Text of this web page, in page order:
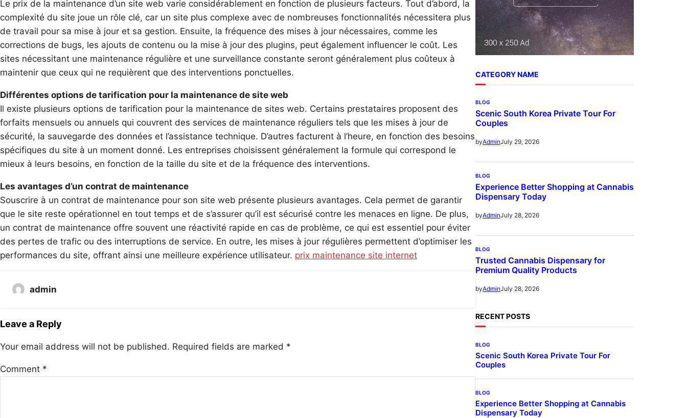
Le prix de la maintenance d’un site web varie considérablement en fonction de plusieurs facteurs. Tout d’abord, la
complexité du site joue un rôle clé, car un site plus complexe avec de nombreuses fonctionnalités nécessitera plus
de travail pour sa mise à jour et sa gestion. Ensuite, la fréquence des mises à jour nécessaires, comme les
corrections de bugs, les ajouts de contenu ou la mise à jour des plugins, peut également influencer le coût. Les
sites nécessitant une maintenance régulière et une surveillance constante seront généralement plus coûteux à
maintenir que ceux qui ne requièrent que des interventions ponctuelles.
Différentes options de tarification pour la maintenance de site web
Il existe plusieurs options de tarification pour la maintenance de sites web. Certains prestataires proposent des
forfaits mensuels ou annuels qui couvrent des services de maintenance réguliers tels que les mises à jour de
sécurité, la sauvegarde des données et l’assistance technique. D’autres facturent à l’heure, en fonction des besoins
spécifiques du site à un moment donné. Les entreprises choisissent généralement la formule qui correspond le
mieux à leurs besoins, en fonction de la taille du site et de la fréquence des interventions.
Les avantages d’un contrat de maintenance
Souscrire à un contrat de maintenance pour son site web présente plusieurs avantages. Cela permet de garantir
que le site reste opérationnel en tout temps et de s’assurer qu’il est sécurisé contre les menaces en ligne. De plus,
un contrat de maintenance offre souvent une réactivité rapide en cas de problème, ce qui est essentiel pour éviter
des pertes de trafic ou des interruptions de service. En outre, les mises à jour régulières permettent d’optimiser les
performances du site, offrant ainsi une meilleure expérience utilisateur. prix maintenance site internet
admin
Leave a Reply
Your email address will not be published. Required fields are marked *
Comment *
CATEGORY NAME
BLOG
Scenic South Korea Private Tour For
Couples
byAdminJuly 29, 2026
BLOG
Experience Better Shopping at Cannabis
Dispensary Today
byAdminJuly 28, 2026
BLOG
Trusted Cannabis Dispensary for
Premium Quality Products
byAdminJuly 28, 2026
RECENT POSTS
BLOG
Scenic South Korea Private Tour For
Couples
BLOG
Experience Better Shopping at Cannabis
Dispensary Today